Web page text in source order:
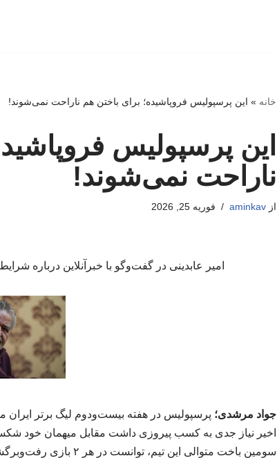
خانه » این پرسپولیس فروپاشیده؛ برای باختن هم ناراحت نمی‌شوند!
این پرسپولیس
ناراحت نمی‌شوند!
ازaminkav فوریه 25, 2026
امیر عابدینی در گفت‌وگو با خبرآنلاین درباره
جواد مرشدی؛ پرسپولیس در هفته بیست‌ودوم لیگ برتر ایران
اخیر نیاز جدی به کسب پیروزی داشت مقابل میهمان خود
سومین باخت متوالی